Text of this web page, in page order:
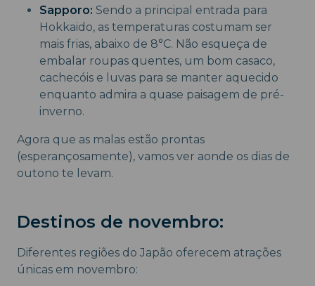
Sapporo: Sendo a principal entrada para
Hokkaido, as temperaturas costumam ser
mais frias, abaixo de 8°C. Não esqueça de
embalar roupas quentes, um bom casaco,
cachecóis e luvas para se manter aquecido
enquanto admira a quase paisagem de pré-
inverno.
Agora que as malas estão prontas
(esperançosamente), vamos ver aonde os dias de
outono te levam.
Destinos de novembro:
Diferentes regiões do Japão oferecem atrações
únicas em novembro: